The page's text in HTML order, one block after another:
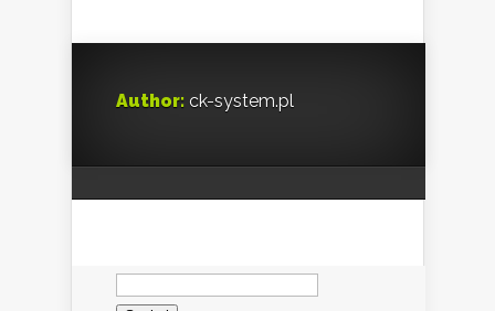
Author: ck-system.pl
Szukaj: